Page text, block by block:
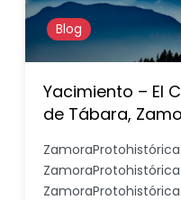
Blog
Yacimiento – El
de Tábara,